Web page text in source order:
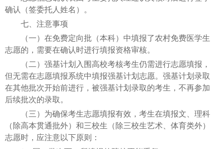
确认（签委托人姓名）。
七、注意事项
（一）在免费定向批（本科）中填报了农村免费医学生
志愿的，需要在确认时进行填报资格审核。
（二）强基计划入围高校考核考生仍需进行志愿填报，
但无需在志愿填报系统中填报强基计划志愿。强基计划录取
在其他批次开始前进行，被强基计划录取的考生，不再参加
后续批次的录取。
（三）为确保考生志愿填报有效，考生在填报文、理科
（除高本贯通批外）和三校生（除三校生艺术、体育类外）
志愿时，应注意以下原则：